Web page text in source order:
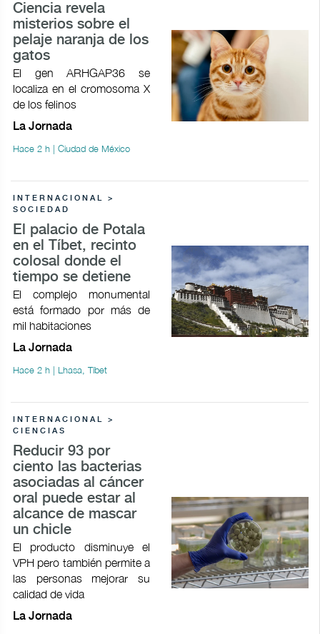
Ciencia revela
misterios sobre el
pelaje naranja de los
gatos
El gen ARHGAP36 se
localiza en el cromosoma X
de los felinos
La Jornada
Hace 2 h | Ciudad de México
INTERNACIONAL >
SOCIEDAD
El palacio de Potala
en el Tíbet, recinto
colosal donde el
tiempo se detiene
El complejo monumental
está formado por más de
mil habitaciones
La Jornada
Hace 2 h | Lhasa, Tíbet
INTERNACIONAL >
CIENCIAS
Reducir 93 por
ciento las bacterias
asociadas al cáncer
oral puede estar al
alcance de mascar
un chicle
El producto disminuye el
VPH pero también permite a
las personas mejorar su
calidad de vida
La Jornada